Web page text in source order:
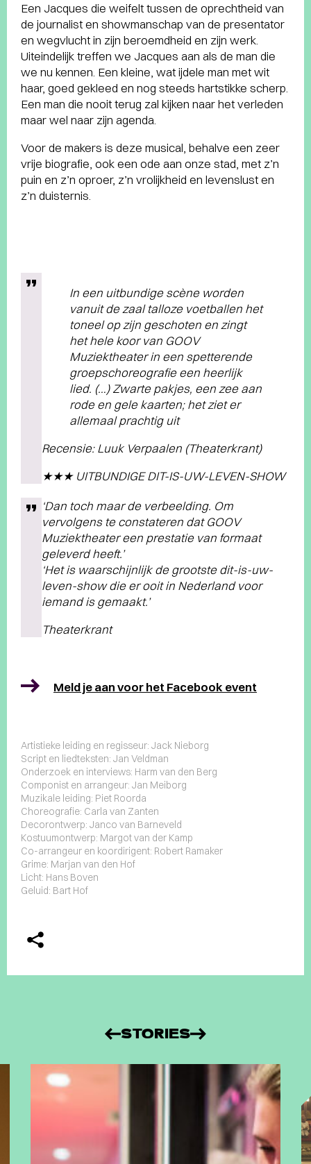
Een Jacques die weifelt tussen de oprechtheid van
de journalist en showmanschap van de presentator
en wegvlucht in zijn beroemdheid en zijn werk.
Uiteindelijk treffen we Jacques aan als de man die
we nu kennen. Een kleine, wat ijdele man met wit
haar, goed gekleed en nog steeds hartstikke scherp.
Een man die nooit terug zal kijken naar het verleden
maar wel naar zijn agenda.
Voor de makers is deze musical, behalve een zeer
vrije biografie, ook een ode aan onze stad, met z’n
puin en z’n oproer, z’n vrolijkheid en levenslust en
z’n duisternis.
In een uitbundige scène worden
vanuit de zaal talloze voetballen het
toneel op zijn geschoten en zingt
het hele koor van GOOV
Muziektheater in een spetterende
groepschoreografie een heerlijk
lied. (…) Zwarte pakjes, een zee aan
rode en gele kaarten; het ziet er
allemaal prachtig uit
Recensie: Luuk Verpaalen (Theaterkrant)
★★★ UITBUNDIGE DIT-IS-UW-LEVEN-SHOW
‘Dan toch maar de verbeelding. Om
vervolgens te constateren dat GOOV
Muziektheater een prestatie van formaat
geleverd heeft.’
‘Het is waarschijnlijk de grootste dit-is-uw-
leven-show die er ooit in Nederland voor
iemand is gemaakt.’
Theaterkrant
Meld je aan voor het Facebook event
Artistieke leiding en regisseur: Jack Nieborg
Script en liedteksten: Jan Veldman
Onderzoek en interviews: Harm van den Berg
Componist en arrangeur: Jan Meiborg
Muzikale leiding: Piet Roorda
Choreografie: Carla van Zanten
Decorontwerp: Janco van Barneveld
Kostuumontwerp: Margot van der Kamp
Co-arrangeur en koordirigent: Robert Ramaker
Grime: Marjan van den Hof
Licht: Hans Boven
Geluid: Bart Hof
STORIES